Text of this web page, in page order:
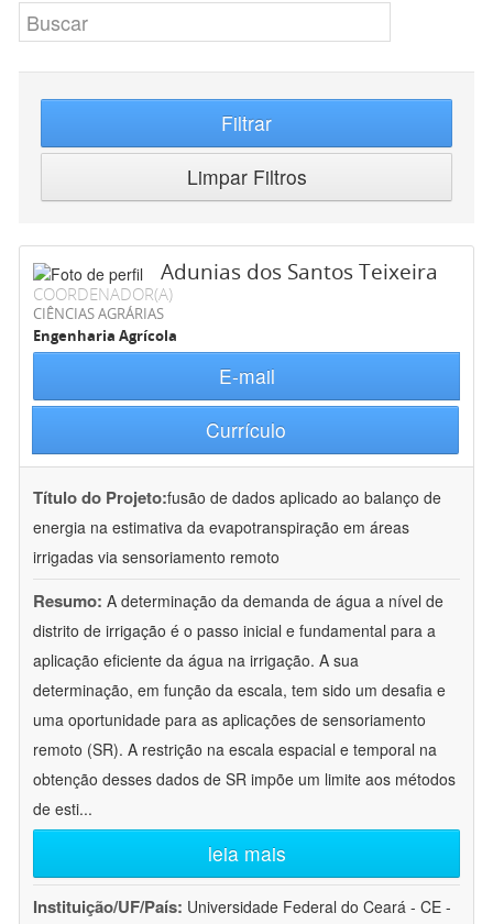
Filtrar
Limpar Filtros
Adunias dos Santos Teixeira
COORDENADOR(A)
CIÊNCIAS AGRÁRIAS
Engenharia Agrícola
E-mail
Currículo
Título do Projeto:fusão de dados aplicado ao balanço de
energia na estimativa da evapotranspiração em áreas
irrigadas via sensoriamento remoto
Resumo: A determinação da demanda de água a nível de
distrito de irrigação é o passo inicial e fundamental para a
aplicação eficiente da água na irrigação. A sua
determinação, em função da escala, tem sido um desafia e
uma oportunidade para as aplicações de sensoriamento
remoto (SR). A restrição na escala espacial e temporal na
obtenção desses dados de SR impõe um limite aos métodos
de esti...
leia mais
Instituição/UF/País: Universidade Federal do Ceará - CE -